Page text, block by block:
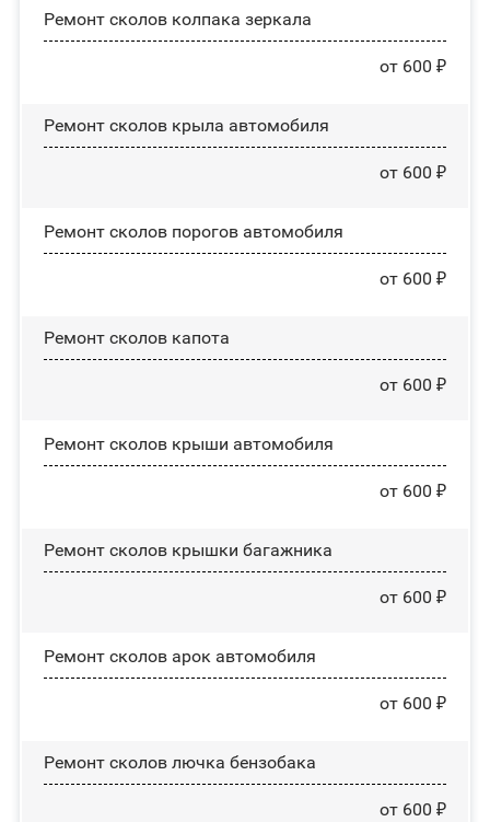
Ремонт сколов колпака зеркала
от 600 ₽
Ремонт сколов крыла автомобиля
от 600 ₽
Ремонт сколов порогов автомобиля
от 600 ₽
Ремонт сколов капота
от 600 ₽
Ремонт сколов крыши автомобиля
от 600 ₽
Ремонт сколов крышки багажника
от 600 ₽
Ремонт сколов арок автомобиля
от 600 ₽
Ремонт сколов лючка бензобака
от 600 ₽